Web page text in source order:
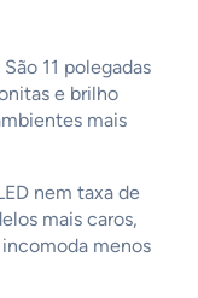
11 polegadas
e brilho
mais
nem taxa de
mais caros,
menos